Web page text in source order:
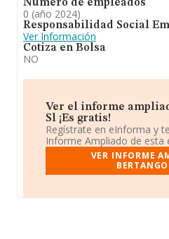
Número de empleados
0 (año 2024)
Responsabilidad Social
Ver Información
Cotiza en Bolsa
NO
Ver el informe
Sl ¡Es gratis!
Regístrate en eInforma y
Informe Ampliado de esta
VER INFORME